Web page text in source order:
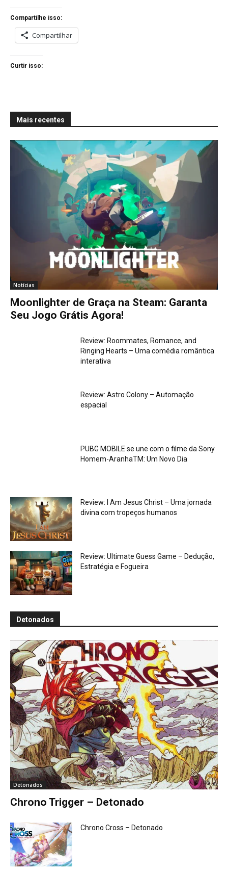
Compartilhe isso:
Compartilhar
Curtir isso:
Mais recentes
Notícias
Moonlighter de Graça na Steam: Garanta
Seu Jogo Grátis Agora!
Review: Roommates, Romance, and
Ringing Hearts – Uma comédia romântica
interativa
Review: Astro Colony – Automação
espacial
PUBG MOBILE se une com o filme da Sony
Homem-AranhaTM: Um Novo Dia
Review: I Am Jesus Christ – Uma jornada
divina com tropeços humanos
Review: Ultimate Guess Game – Dedução,
Estratégia e Fogueira
Detonados
Detonados
Chrono Trigger – Detonado
Chrono Cross – Detonado